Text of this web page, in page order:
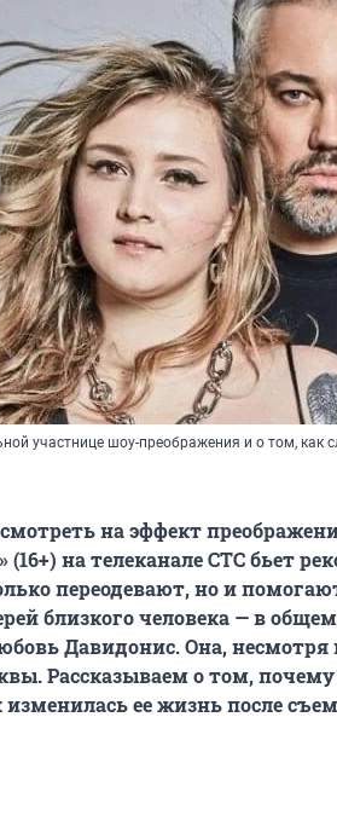
участнице шоу-преображения и о том,
на эффект
(16+) на телеканале СТС бьет
переодевают, но и
близкого человека — в
Давидонис. Она,
Рассказываем о том,
ее жизнь после